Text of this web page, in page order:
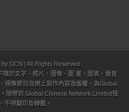
GCN | All Rights Reserved
限於文字、照片、圖像、圖 畫、圖表、聲音
視像節目及網上製作內容及版權，為Global
除得到 Global Chinese Network Limited授
不得翻印及轉載。